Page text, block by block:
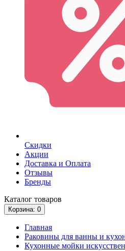
Скидки
Акции
Доставка и Оплата
Отзывы
Бренды
Каталог товаров
Корзина: 0
Главная
Раковины для ванны и
Кухонные мойки